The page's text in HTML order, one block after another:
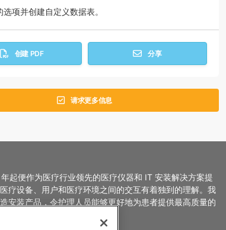
项并创建自定义数据表。
创建 PDF 分享
请求更多信息
起便作为医疗行业领先的医疗仪器和 IT 安装解决方案提
疗设备、用户和医疗环境之间的交互有着独到的理解。我
安装产品，令护理人员能够更好地为患者提供最高质量的